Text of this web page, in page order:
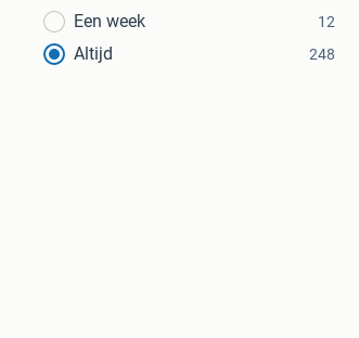
Een week 12
Altijd 248